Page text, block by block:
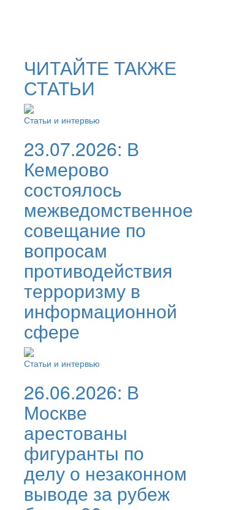
ЧИТАЙТЕ ТАКЖЕ
СТАТЬИ
Статьи и интервью
23.07.2026: В
Кемерово
состоялось
межведомственное
совещание по
вопросам
противодействия
терроризму в
информационной
сфере
Статьи и интервью
26.06.2026: В
Москве
арестованы
фигуранты по
делу о незаконном
выводе за рубеж